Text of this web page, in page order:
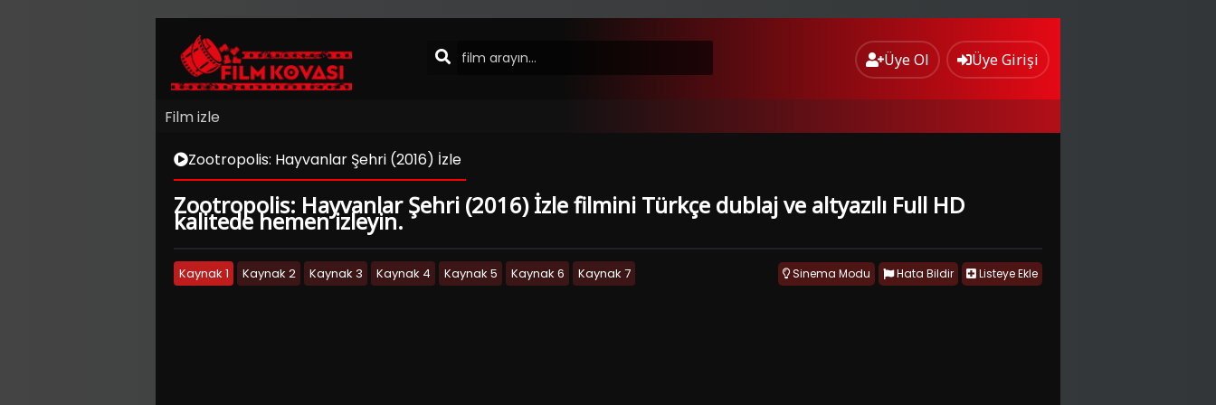
Üye Ol Üye Girişi
Film izle
Zootropolis: Hayvanlar Şehri (2016) İzle
Zootropolis: Hayvanlar Şehri (2016) İzle filmini Türkçe dublaj ve altyazılı Full HD
kalitede hemen izleyin.
Kaynak 1 Kaynak 2 Kaynak 3 Kaynak 4 Kaynak 5 Kaynak 6 Kaynak 7 Listeye Ekle
Hata Bildir
Sinema Modu